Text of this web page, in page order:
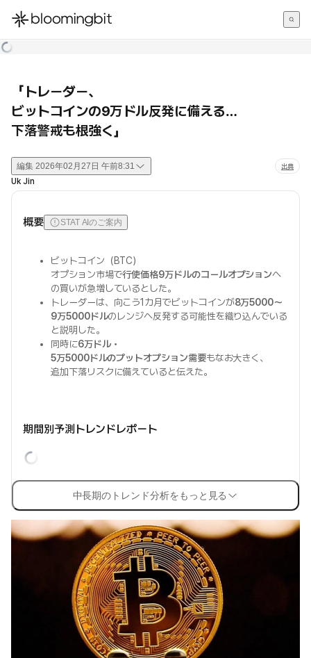
한국어
「トレーダー、
ビットコインの9万ドル反発に備える…
下落警戒も根強く」
編集 2026年02月27日 午前8:31 出典
Uk Jin
概要 STAT AIのご案内
ビットコイン（BTC）
オプション市場で行使価格9万ドルのコールオプションへ
の買いが急増しているとした。
トレーダーは、向こう1カ月でビットコインが8万5000〜
9万5000ドルのレンジへ反発する可能性を織り込んでいる
と説明した。
同時に6万ドル・
5万5000ドルのプットオプション需要もなお大きく、
追加下落リスクに備えていると伝えた。
期間別予測トレンドレポート
中長期のトレンド分析をもっと見る